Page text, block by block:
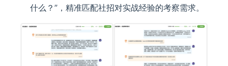
什么？”，精准匹配社招对实战经验的考察需求。